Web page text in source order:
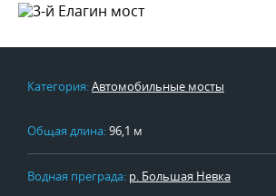
Категория:Автомобильные мосты
Общая длина:96,1 м
Водная преграда: р. Большая Невка